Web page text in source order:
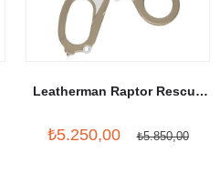
Leatherman Raptor Rescue
₺5.250,00 ₺5.850,00